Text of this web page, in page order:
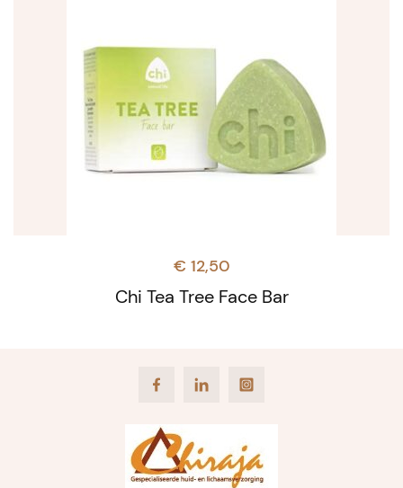
Chi Tea Tree Face Bar
€ 12,50
FacebookLinkedIn Instagram